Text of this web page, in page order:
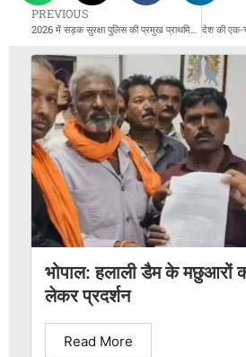
PREVIOUS
2026 में सड़क सुरक्षा पुलिस की प्रमुख प्राथमिकता: DGP
भोपाल: हलाली डैम के मछुआरों
लेकर प्रदर्शन
Read More